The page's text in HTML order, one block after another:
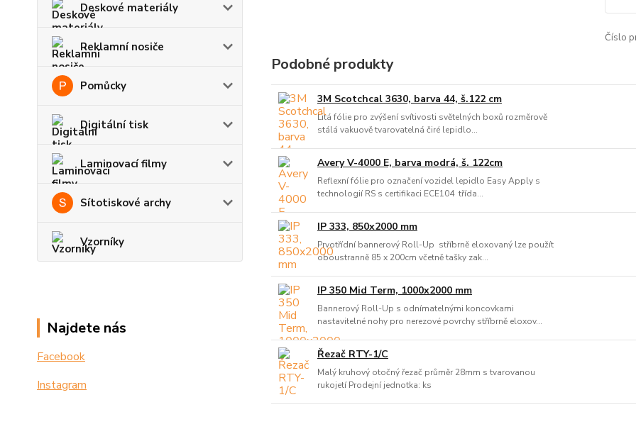
Deskové materiály
Reklamní nosiče
Pomůcky
Digitální tisk
Laminovací filmy
Sítotiskové archy
Vzorníky
Najdete nás
Facebook
Instagram
Číslo
Podobné produkty
3M Scotchcal 3630, barva 44, š.122 cm
Litá fólie pro zvýšení svítivosti světelných boxů rozměrově
stálá vakuově tvarovatelná čiré lepidlo...
Avery V-4000 E, barva modrá, š. 122cm
Reflexní fólie pro označení vozidel lepidlo Easy Apply s
technologií RS s certifikaci ECE104 třída...
IP 333, 850x2000 mm
Prvotřídní bannerový Roll-Up stříbrně eloxovaný lze použít
oboustranně 85 x 200cm včetně tašky zak...
IP 350 Mid Term, 1000x2000 mm
Bannerový Roll-Up s odnímatelnými koncovkami
nastavitelné nohy pro nerezové povrchy stříbrně eloxov...
Řezač RTY-1/C
Malý kruhový otočný řezač průměr 28mm s tvarovanou
rukojetí Prodejní jednotka: ks